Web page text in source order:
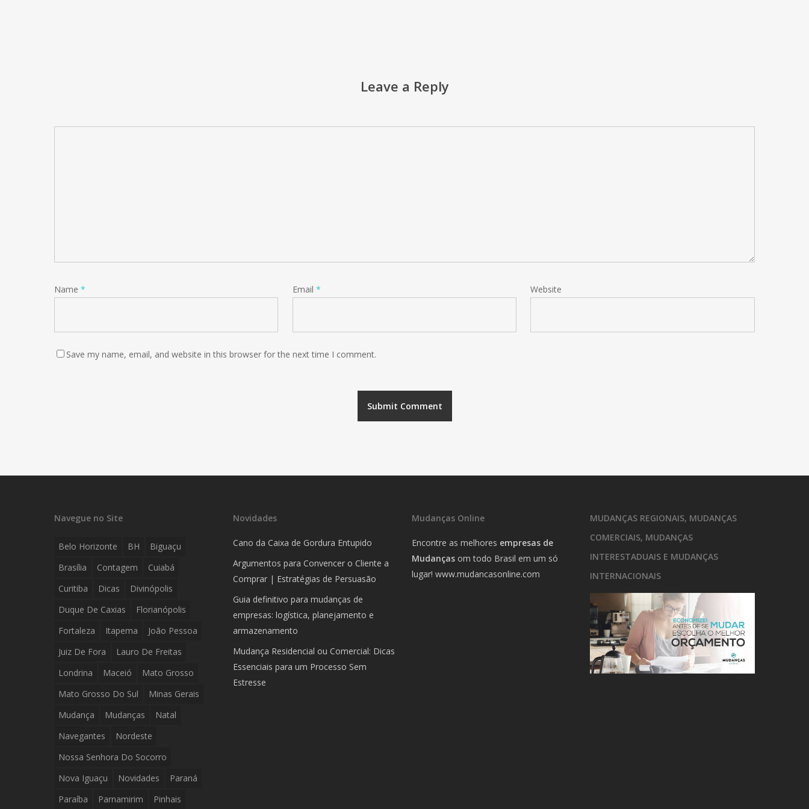
Leave a Reply
Name * Email * Website
Save my name, email, and website in this browser for the next time I comment.
Navegue no Site
Belo Horizonte BH
Biguaçu
Brasília
Contagem
Cuiabá
Curitiba
Dicas
Divinópolis
Duque De Caxias
Florianópolis
Fortaleza
Itapema
João Pessoa
Juiz De Fora
Lauro De Freitas
Londrina
Maceió
Mato Grosso
Mato Grosso Do Sul
Minas Gerais
Mudança
Mudanças
Natal
Navegantes
Nordeste
Nossa Senhora Do Socorro
Nova Iguaçu
Novidades
Paraná
Paraíba
Parnamirim Pinhais
Novidades
Cano da Caixa de Gordura Entupido
Argumentos para Convencer o Cliente a
Comprar | Estratégias de Persuasão
Guia definitivo para mudanças de
empresas: logística, planejamento e
armazenamento
Mudança Residencial ou Comercial: Dicas
Essenciais para um Processo Sem
Estresse
Mudanças Online
Encontre as melhores empresas de
Mudançasom todo Brasil em um só
lugar! www.mudancasonline.com
MUDANÇAS REGIONAIS, MUDANÇAS
COMERCIAIS, MUDANÇAS
INTERESTADUAIS E MUDANÇAS
INTERNACIONAIS